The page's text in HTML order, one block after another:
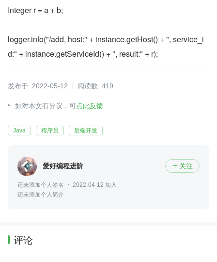
Integer r = a + b;
logger.info("/add, host:" + instance.getHost() + ", service_i
d:" + instance.getServiceId() + ", result:" + r);
发布于: 2022-05-12 阅读数: 419
如对本文有异议，可点此反馈
Java 程序员 后端开发
爱好编程进阶  关注
还未添加个人签名
2022-04-12 加入
还未添加个人简介
评论